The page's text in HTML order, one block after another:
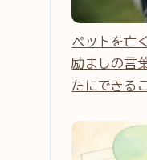
ペットを亡
励ましの言
たにできる